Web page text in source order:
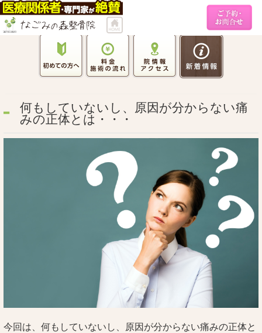
何もしていないし、原因が分からない痛
みの正体とは・・・
今回は、何もしていないし、原因が分からない痛みの正体と